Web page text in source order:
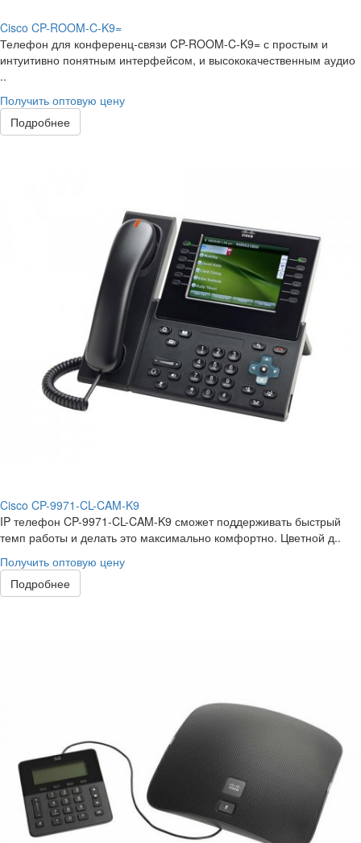
Cisco CP-ROOM-C-K9=
Телефон для конференц-связи CP-ROOM-C-K9= с простым и
интуитивно понятным интерфейсом, и высококачественным аудио
..
Получить оптовую цену
Подробнее
Cisco CP-9971-CL-CAM-K9
IP телефон CP-9971-CL-CAM-K9 сможет поддерживать быстрый
темп работы и делать это максимально комфортно. Цветной д..
Получить оптовую цену
Подробнее